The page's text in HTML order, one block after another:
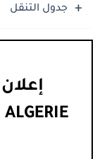
جدول التنقل